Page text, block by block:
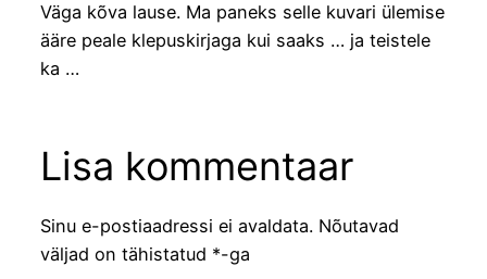
Väga kõva lause. Ma paneks selle kuvari ülemise
ääre peale klepuskirjaga kui saaks … ja teistele
ka …
Lisa kommentaar
Sinu e-postiaadressi ei avaldata. Nõutavad
väljad on tähistatud *-ga